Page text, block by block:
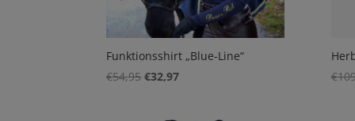
Funktionsshirt „Blue-Line“
€54,95 Ursprünglicher
€32,97Aktueller
€